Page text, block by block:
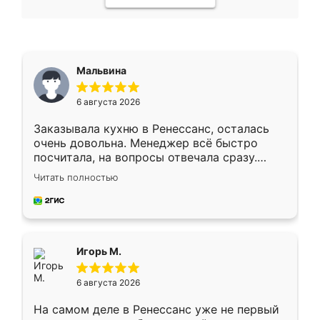
Мальвина
6 августа 2026
Заказывала кухню в Ренессанс, осталась
очень довольна. Менеджер всё быстро
посчитала, на вопросы отвечала сразу.
Замерщик приехал в субботу, подошёл к
делу со всей ответственностью. Собрали
за день, ребята работали аккуратно, даже
Читать полностью
Игорь М.
6 августа 2026
На самом деле в Ренессанс уже не первый